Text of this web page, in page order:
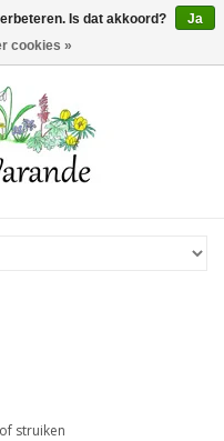
>0 Artikelen - €0,00
struiken
Is dat akkoord?
Ja
cookies »